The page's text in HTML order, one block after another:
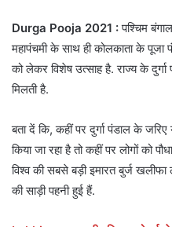
Durga Pooja 2021 :पश्चिम
महापंचमी के साथ ही कोलकाता के
को लेकर विशेष उत्साह है. राज्य के
मिलती है.
बता दें कि, कहीं पर दुर्गा पंडाल के
किया जा रहा है तो कहीं पर लोगों को
विश्व की सबसे बड़ी इमारत बुर्ज खलीफा
की साड़ी पहनी हुई हैं.